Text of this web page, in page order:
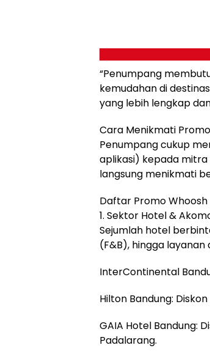
“Penumpang
kemudahan di
yang lebih lengkap
Cara Menikmati Promo
Penumpang cukup
aplikasi) kepada
langsung menikmati
Daftar Promo Whoosh
1. Sektor Hotel &
Sejumlah hotel
(F&B), hingga
InterContinental
Hilton Bandung:
GAIA Hotel Bandung:
Padalarang.